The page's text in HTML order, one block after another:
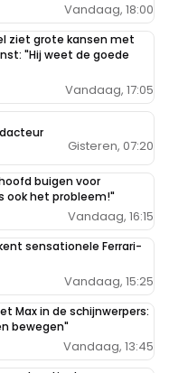
Vandaag, 18:00
ziet grote kansen met
"Hij weet de goede
Vandaag, 17:05
Gisteren, 07:20
buigen voor
ook het probleem!"
Vandaag, 16:15
sensationele Ferrari-
Vandaag, 15:25
Max in de schijnwerpers:
bewegen"
Vandaag, 13:45